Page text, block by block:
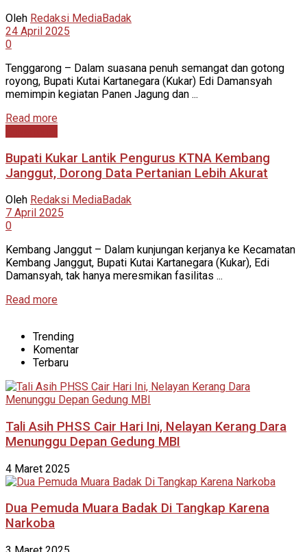
Oleh Redaksi MediaBadak
24 April 2025
0
Tenggarong – Dalam suasana penuh semangat dan gotong
royong, Bupati Kutai Kartanegara (Kukar) Edi Damansyah
memimpin kegiatan Panen Jagung dan ...
Read more
Bupati Kukar Lantik Pengurus KTNA Kembang
Janggut, Dorong Data Pertanian Lebih Akurat
Oleh Redaksi MediaBadak
7 April 2025
0
Kembang Janggut – Dalam kunjungan kerjanya ke Kecamatan
Kembang Janggut, Bupati Kutai Kartanegara (Kukar), Edi
Damansyah, tak hanya meresmikan fasilitas ...
Read more
Trending
Komentar
Terbaru
Tali Asih PHSS Cair Hari Ini, Nelayan Kerang Dara
Menunggu Depan Gedung MBI
4 Maret 2025
Dua Pemuda Muara Badak Di Tangkap Karena
Narkoba